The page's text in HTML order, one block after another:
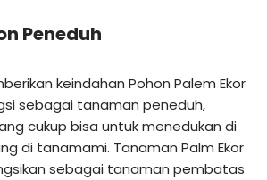
Peneduh
keindahan Pohon Palem Ekor
sebagai tanaman peneduh,
cukup bisa untuk menedukan di
di tanamami. Tanaman Palm Ekor
sebagai tanaman pembatas